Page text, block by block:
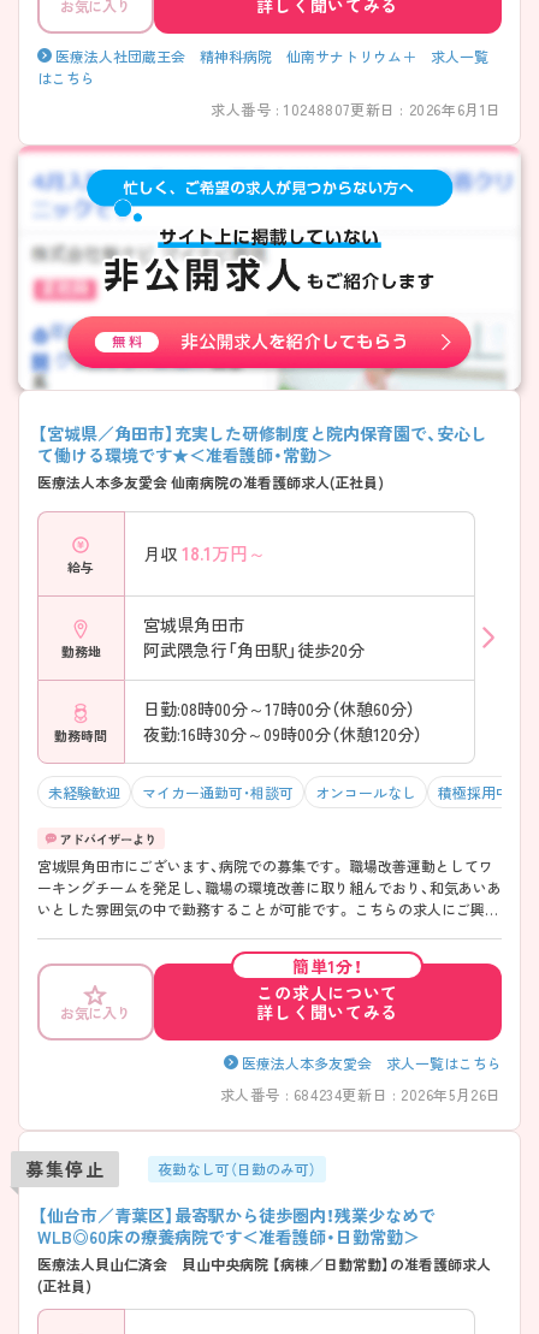
お気に入り 詳しく聞いてみる
医療法人社団蔵王会 精神科病院 仙南サナトリウム＋ 求人一覧
はこちら
求人番号 : 10248807更新日 : 2026年6月1日
【宮城県／角田市】充実した研修制度と院内保育園で、安心し
て働ける環境です★＜准看護師・常勤＞
医療法人本多友愛会 仙南病院の准看護師求人(正社員)
給与
月収 18.1万円～
勤務地
宮城県角田市
阿武隈急行「角田駅」徒歩20分
勤務時間
日勤:08時00分～17時00分（休憩60分）
夜勤:16時30分～09時00分（休憩120分）
未経験歓迎 マイカー通勤可・相談可 オンコールなし 積極採用中
宮城県角田市にございます、病院での募集です。 職場改善運動としてワ
ーキングチームを発足し、職場の環境改善に取り組んでおり、和気あいあ
いとした雰囲気の中で勤務することが可能です。 こちらの求人にご興味
お気に入り
簡単1分！
この求人について
詳しく聞いてみる
医療法人本多友愛会 求人一覧はこちら
求人番号 : 684234更新日 : 2026年5月26日
募集停止 夜勤なし可（日勤のみ可）
【仙台市／青葉区】最寄駅から徒歩圏内！残業少なめで
WLB◎60床の療養病院です＜准看護師・日勤常勤＞
医療法人貝山仁済会 貝山中央病院 【病棟／日勤常勤】の准看護師求人
(正社員)